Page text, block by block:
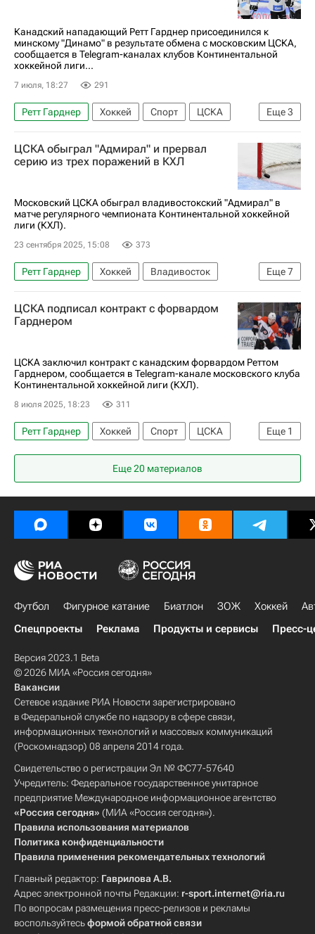
Канадский нападающий Ретт Гарднер присоединился к
минскому "Динамо" в результате обмена с московским ЦСКА,
сообщается в Telegram-каналах клубов Континентальной
хоккейной лиги...
7 июля, 18:27 291
Еще3
Ретт Гарднер Хоккей Спорт
ЦСКА
Даллас Старз
КХЛ 2025-2026
Национальная хоккейная лига (НХЛ)
ЦСКА обыграл "Адмирал" и прервал
серию из трех поражений в КХЛ
Московский ЦСКА обыграл владивостокский "Адмирал" в
матче регулярного чемпионата Континентальной хоккейной
лиги (КХЛ).
23 сентября 2025, 15:08 373
Еще7
Ретт Гарднер Хоккей
Владивосток
Восток
Павел Карнаухов
Денис Гурьянов
ЦСКА
Адмирал КХЛ 2025-2026 Спорт
ЦСКА подписал контракт с форвардом
Гарднером
ЦСКА заключил контракт с канадским форвардом Реттом
Гарднером, сообщается в Telegram-канале московского клуба
Континентальной хоккейной лиги (КХЛ).
8 июля 2025, 18:23 311
Еще 1
Ретт Гарднер Хоккей Спорт
ЦСКА
КХЛ 2025-2026
Еще 20 материалов
Футбол Фигурное катание Биатлон ЗОЖ Хоккей
Спецпроекты
Реклама Продукты и сервисы Пресс-
Версия 2023.1 Beta
© 2026 МИА «Россия сегодня»
Вакансии
Сетевое издание РИА Новости зарегистрировано
в Федеральной службе по надзору в сфере связи,
информационных технологий и массовых коммуникаций
(Роскомнадзор) 08 апреля 2014 года.
Свидетельство о регистрации Эл № ФС77-57640
Учредитель: Федеральное государственное унитарное
предприятие Международное информационное агентство
«Россия сегодня» (МИА «Россия сегодня»).
Правила использования материалов
Политика конфиденциальности
Правила применения рекомендательных технологий
Главный редактор: Гаврилова А.В.
Адрес электронной почты Редакции: r-sport.internet@ria.ru
По вопросам размещения пресс-релизов и рекламы
воспользуйтесьформой обратной связи